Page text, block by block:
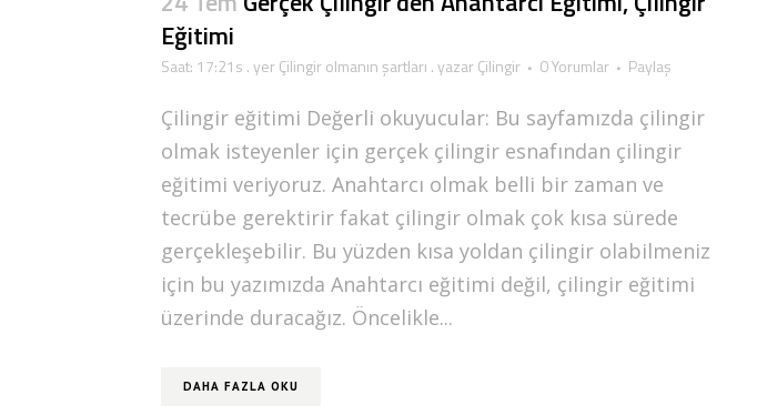
Eğitimi
Saat: 17:21s . yerÇilingir olmanın şartları . yazarÇilingir 0 Yorumlar Paylaş
Çilingir eğitimi Değerli okuyucular: Bu sayfamızda çilingir
olmak isteyenler için gerçek çilingir esnafından çilingir
eğitimi veriyoruz. Anahtarcı olmak belli bir zaman ve
tecrübe gerektirir fakat çilingir olmak çok kısa sürede
gerçekleşebilir. Bu yüzden kısa yoldan çilingir olabilmeniz
için bu yazımızda Anahtarcı eğitimi değil, çilingir eğitimi
üzerinde duracağız. Öncelikle...
DAHA FAZLA OKU